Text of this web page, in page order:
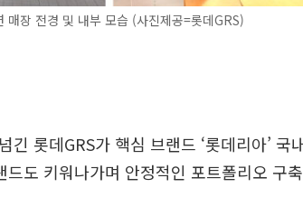
장 전경 및 내부 모습 (사진제공=롯데GRS)
롯데GRS가 핵심 브랜드 ‘롯데리아’ 국
드도 키워나가며 안정적인 포트폴리오 구